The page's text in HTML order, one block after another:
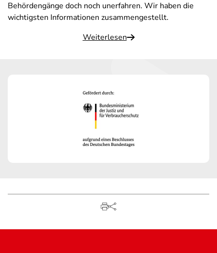
Behördengänge doch noch unerfahren. Wir haben die
wichtigsten Informationen zusammengestellt.
Weiterlesen